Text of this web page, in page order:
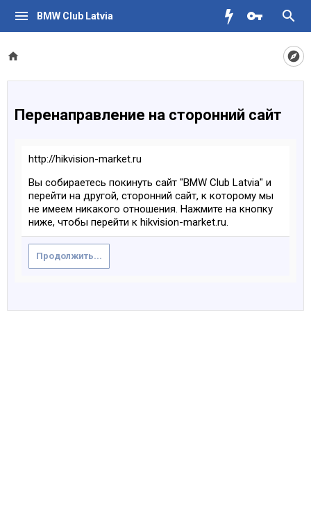
BMW Club Latvia
Перенаправление на сторонний сайт
http://hikvision-market.ru
Вы собираетесь покинуть сайт "BMW Club Latvia" и
перейти на другой, сторонний сайт, к которому мы
не имеем никакого отношения. Нажмите на кнопку
ниже, чтобы перейти к hikvision-market.ru.
Продолжить...